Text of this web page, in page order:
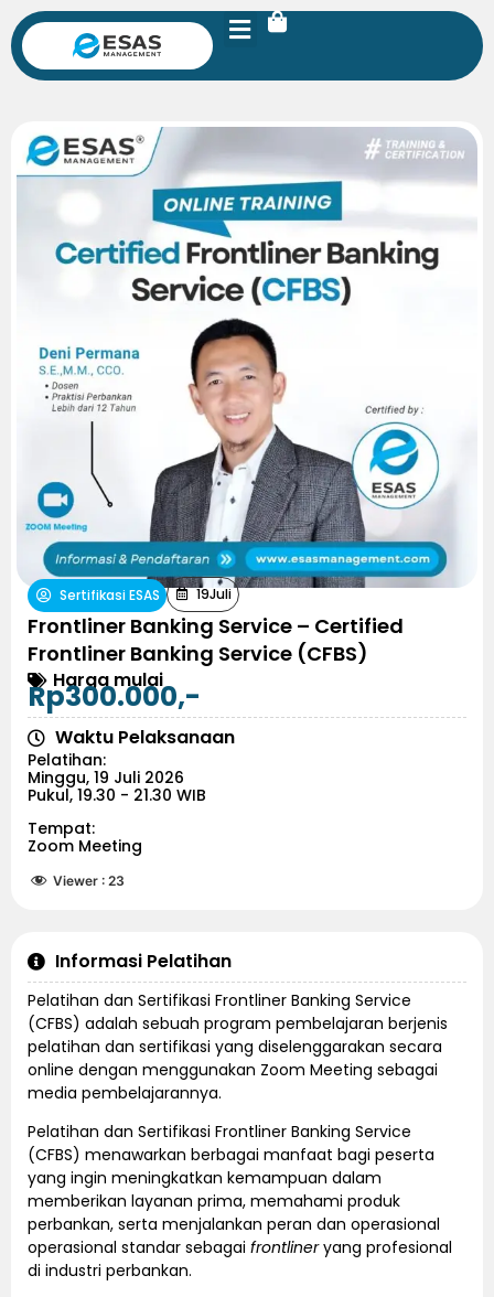
Sertifikasi ESAS 19Juli
Frontliner Banking Service – Certified
Frontliner Banking Service (CFBS)
Harga mulai
Rp300.000,-
Waktu Pelaksanaan
Pelatihan:
Minggu, 19 Juli 2026
Pukul, 19.30 - 21.30 WIB
Tempat:
Zoom Meeting
Viewer : 23
Informasi Pelatihan
Pelatihan dan Sertifikasi Frontliner Banking Service
(CFBS) adalah sebuah program pembelajaran berjenis
pelatihan dan sertifikasi yang diselenggarakan secara
online dengan menggunakan Zoom Meeting sebagai
media pembelajarannya.
Pelatihan dan Sertifikasi Frontliner Banking Service
(CFBS) menawarkan berbagai manfaat bagi peserta
yang ingin meningkatkan kemampuan dalam
memberikan layanan prima, memahami produk
perbankan, serta menjalankan peran dan operasional
operasional standar sebagai frontlineryang profesional
di industri perbankan.